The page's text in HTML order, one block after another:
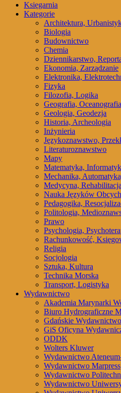
Księgarnia
Kategorie
Architektura,
Biologia
Budownictwo
Chemia
Dziennikarstwo,
Ekonomia, Zarządzanie
Elektronika,
Fizyka
Filozofia, Logika
Geografia,
Geologia, Geodezja
Historia, Archeologia
Inżynieria
Językoznawstwo,
Literaturoznawstwo
Mapy
Matematyka,
Mechanika,
Medycyna, Rehabilitacja
Nauka Języków Obcych
Pedagogika,
Politologia,
Prawo
Psychologia,
Rachunkowość,
Religia
Socjologia
Sztuka, Kultura
Technika Morska
Transport, Logistyka
Wydawnictwo
Akademia Marynarki
Biuro Hydrograficzne
Gdańskie
GiS Oficyna
ODDK
Wolters Kluwer
Wydawnictwo
Wydawnictwo Marpress
Wydawnictwo
Wydawnictwo